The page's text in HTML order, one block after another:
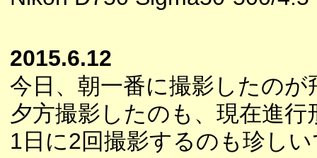
2015.6.12
今日、朝一番に撮影したのが
夕方撮影したのも、現在進
1日に2回撮影するのも珍し